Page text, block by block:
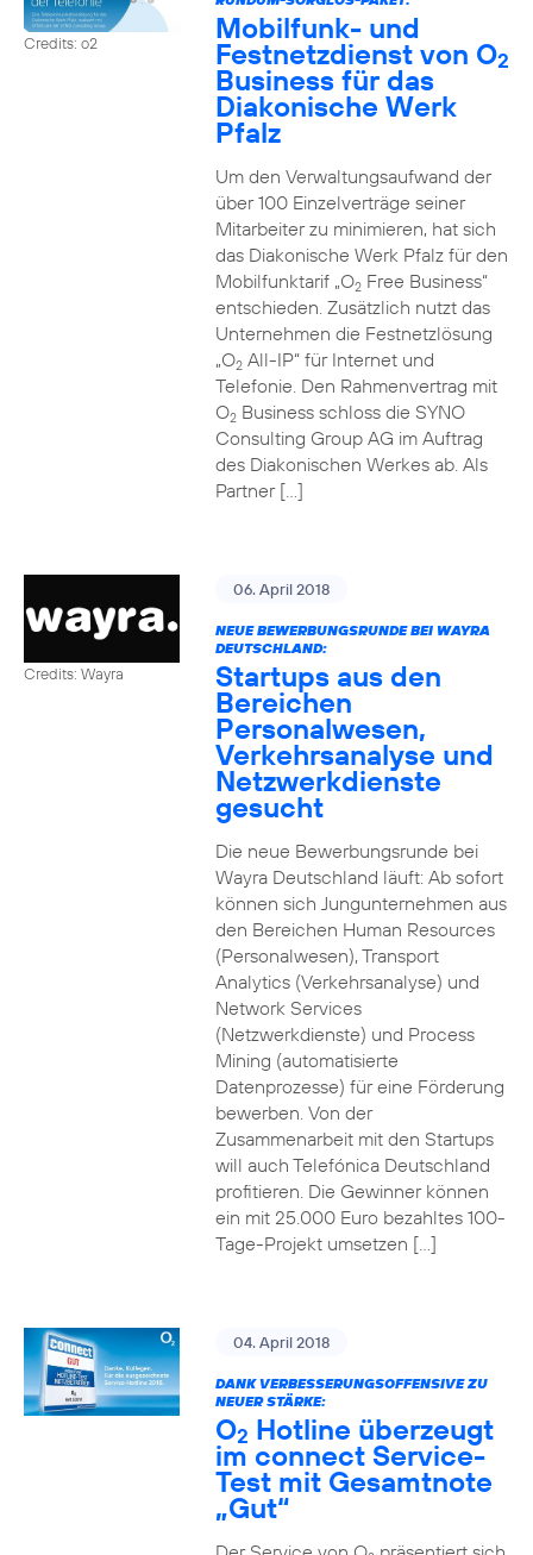
Credits: o2 Mobilfunk- und
Festnetzdienst von O2
Business für das
Diakonische Werk
Pfalz
Um den Verwaltungsaufwand der
über 100 Einzelverträge seiner
Mitarbeiter zu minimieren, hat sich
das Diakonische Werk Pfalz für den
Mobilfunktarif „O2Free Business“
entschieden. Zusätzlich nutzt das
Unternehmen die Festnetzlösung
„O2All-IP“ für Internet und
Telefonie. Den Rahmenvertrag mit
O2Business schloss die SYNO
Consulting Group AG im Auftrag
des Diakonischen Werkes ab. Als
Partner […]
Credits: Wayra
06. April 2018
NEUE BEWERBUNGSRUNDE BEI WAYRA
DEUTSCHLAND:
Startups aus den
Bereichen
Personalwesen,
Verkehrsanalyse und
Netzwerkdienste
gesucht
Die neue Bewerbungsrunde bei
Wayra Deutschland läuft: Ab sofort
können sich Jungunternehmen aus
den Bereichen Human Resources
(Personalwesen), Transport
Analytics (Verkehrsanalyse) und
Network Services
(Netzwerkdienste) und Process
Mining (automatisierte
Datenprozesse) für eine Förderung
bewerben. Von der
Zusammenarbeit mit den Startups
will auch Telefónica Deutschland
profitieren. Die Gewinner können
ein mit 25.000 Euro bezahltes 100-
Tage-Projekt umsetzen […]
04. April 2018
DANK VERBESSERUNGSOFFENSIVE ZU
NEUER STÄRKE:
O2 Hotline überzeugt
im connect Service-
Test mit Gesamtnote
„Gut“